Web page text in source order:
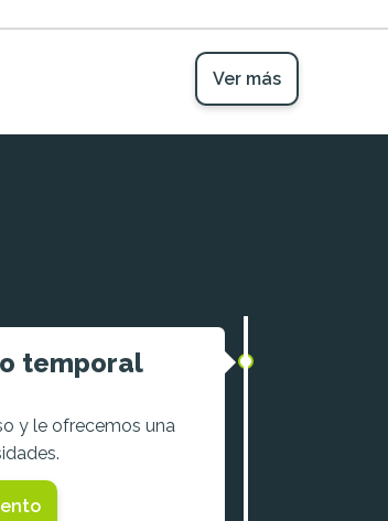
Ver más
temporal
y le ofrecemos una